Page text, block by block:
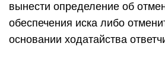
вынести определение об
обеспечения иска либо
основании ходатайства